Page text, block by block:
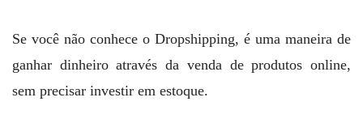
Se você não conhece o Dropshipping, é uma maneira de
ganhar dinheiro através da venda de produtos online,
sem precisar investir em estoque.